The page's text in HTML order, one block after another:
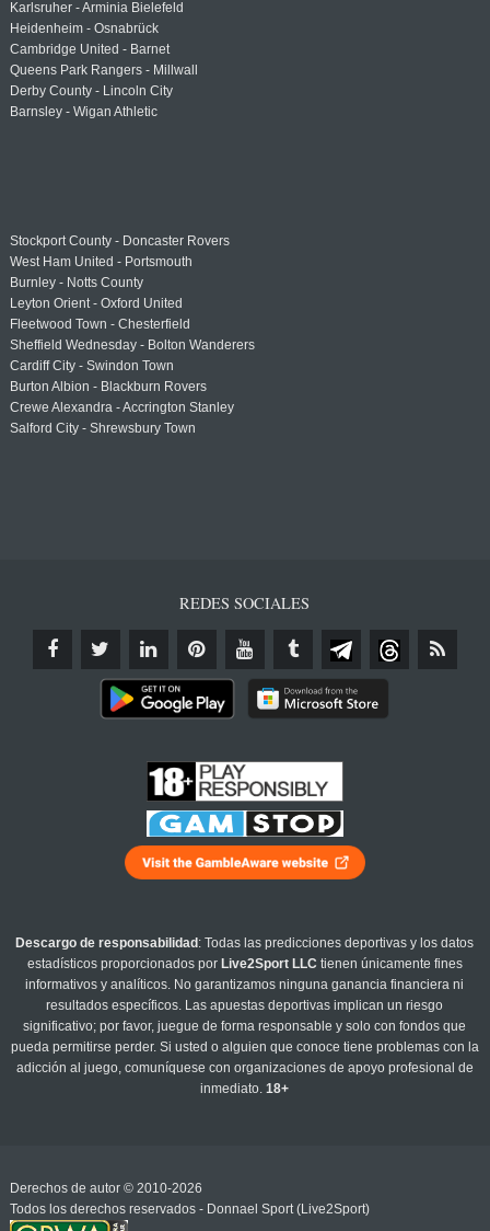
Karlsruher - Arminia Bielefeld
Heidenheim - Osnabrück
Cambridge United - Barnet
Queens Park Rangers - Millwall
Derby County - Lincoln City
Barnsley - Wigan Athletic
Stockport County - Doncaster Rovers
West Ham United - Portsmouth
Burnley - Notts County
Leyton Orient - Oxford United
Fleetwood Town - Chesterfield
Sheffield Wednesday - Bolton Wanderers
Cardiff City - Swindon Town
Burton Albion - Blackburn Rovers
Crewe Alexandra - Accrington Stanley
Salford City - Shrewsbury Town
REDES SOCIALES
Descargo de responsabilidad : Todas las predicciones deportivas y los datos
estadísticos proporcionados por Live2Sport LLC tienen únicamente fines
informativos y analíticos. No garantizamos ninguna ganancia financiera ni
resultados específicos. Las apuestas deportivas implican un riesgo
significativo; por favor, juegue de forma responsable y solo con fondos que
pueda permitirse perder. Si usted o alguien que conoce tiene problemas con la
adicción al juego, comuníquese con organizaciones de apoyo profesional de
inmediato.18+
Derechos de autor © 2010-2026
Todos los derechos reservados - Donnael Sport (Live2Sport)